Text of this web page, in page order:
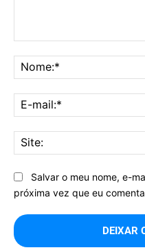
Salvar o meu nome, e-
próxima vez que eu